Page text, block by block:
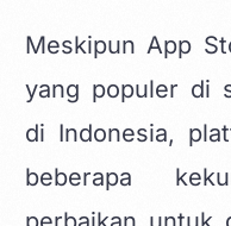
Meskipun App
yang populer di
di Indonesia,
beberapa